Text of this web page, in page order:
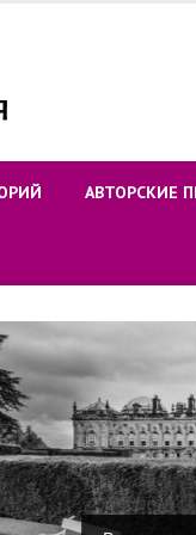
АВТОРСКИЕ